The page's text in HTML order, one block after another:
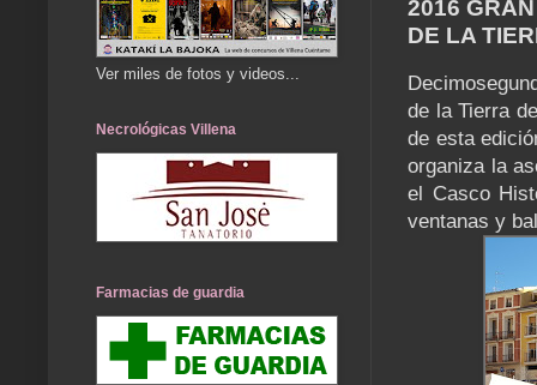
2016
DE LA
de la Tierra
de esta
organiza la
el Casco
ventanas y
Ver miles de fotos y videos...
Necrológicas Villena
Farmacias de guardia